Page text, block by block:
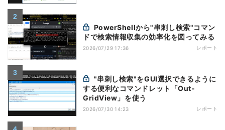
ドで検索情報収集の効率化を図ってみる
2026/07/29 17:36 レポート
する便利なコマンドレット「Out-
GridView」を使う
2026/07/30 14:23 レポート